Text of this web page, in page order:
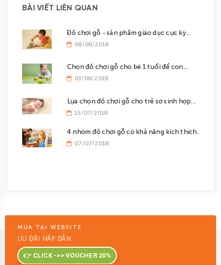
BÀI VIẾT LIÊN QUAN
Đồ chơi gỗ - sản phẩm giáo dục cực kỳ...
08/08/2018
Chọn đồ chơi gỗ cho bé 1 tuổi để con...
03/08/2018
Lựa chọn đồ chơi gỗ cho trẻ sơ sinh hợp...
15/07/2018
4 nhóm đồ chơi gỗ có khả năng kích thích...
07/07/2018
MUA TẠI WEBSITE
ƯU ĐÃI HẤP DẪN
👉 CLICK ->> VOUCHER 20%